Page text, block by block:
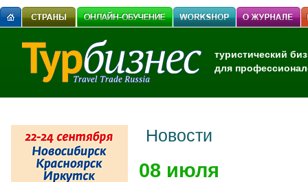
туристический
для
Новости
08 июля